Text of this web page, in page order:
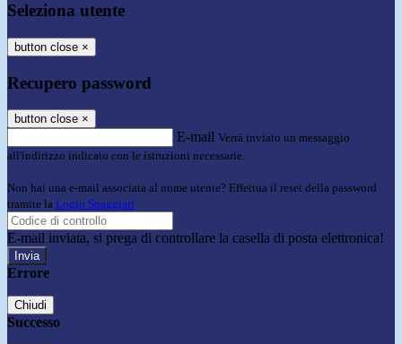
Seleziona utente
button close ×
Recupero password
button close ×
E-mail Verrà inviato un messaggio
all'indirizzo indicato con le istruzioni necessarie.
Non hai una e-mail associata al nome utente? Effettua il reset della password
tramite la Login Spaggiari
E-mail inviata, si prega di controllare la casella di posta elettronica!
Errore
Chiudi
Successo